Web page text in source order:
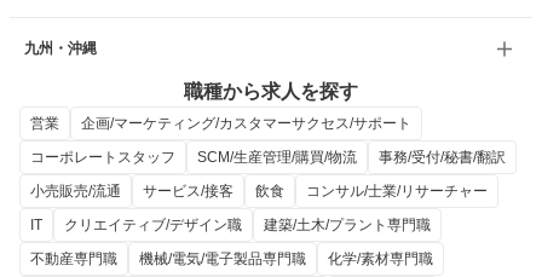
九州・沖縄
職種から求人を探す
営業
企画/マーケティング/カスタマーサクセス/サポート
コーポレートスタッフ
SCM/生産管理/購買/物流
事務/受付/秘書/翻訳
小売販売/流通
サービス/接客 飲食
コンサル/士業/リサーチャー
IT
クリエイティブ/デザイン職
建築/土木/プラント専門職
不動産専門職
機械/電気/電子製品専門職
化学/素材専門職